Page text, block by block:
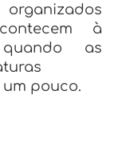
à
as
pouco.